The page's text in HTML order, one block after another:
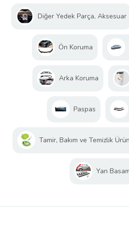
Diğer Yedek Parça, Aksesuar
Ön Koruma
Arka Koruma
Paspas
Tamir, Bakım ve Temizlik
Yan